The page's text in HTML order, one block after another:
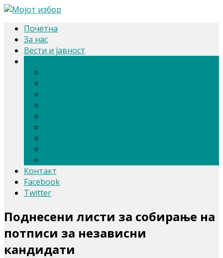
Почетна
За нас
Вести и јавност
Контакт
Facebook
Twitter
Поднесени листи за собирање на
потписи за независни
кандидати